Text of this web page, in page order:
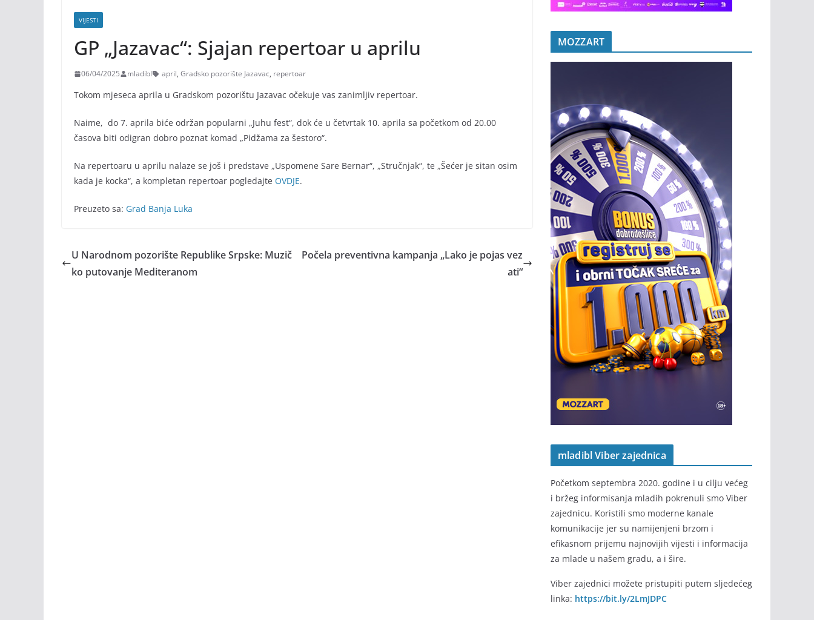
VIJESTI
GP „Jazavac“: Sjajan repertoar u aprilu
06/04/2025 mladibl april, Gradsko pozorište Jazavac, repertoar
Tokom mjeseca aprila u Gradskom pozorištu Jazavac očekuje vas zanimljiv repertoar.
Naime, do 7. aprila biće održan popularni „Juhu fest“, dok će u četvrtak 10. aprila sa početkom od 20.00
časova biti odigran dobro poznat komad „Pidžama za šestoro“.
Na repertoaru u aprilu nalaze se još i predstave „Uspomene Sare Bernar“, „Stručnjak“, te „Šećer je sitan osim
kada je kocka“, a kompletan repertoar pogledajte OVDJE.
Preuzeto sa: Grad Banja Luka
U Narodnom pozorište Republike Srpske: Muzič
ko putovanje Mediteranom
Počela preventivna kampanja „Lako je pojas vez
ati“
MOZZART
mladibl Viber zajednica
Početkom septembra 2020. godine i u cilju većeg
i bržeg informisanja mladih pokrenuli smo Viber
zajednicu. Koristili smo moderne kanale
komunikacije jer su namijenjeni brzom i
efikasnom prijemu najnovijih vijesti i informacija
za mlade u našem gradu, a i šire.
Viber zajednici možete pristupiti putem sljedećeg
linka: https://bit.ly/2LmJDPC